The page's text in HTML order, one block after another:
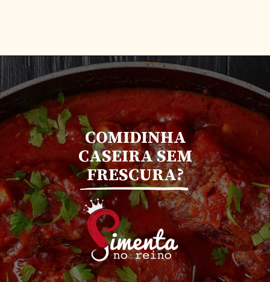
COMIDINHA
CASEIRA SEM
FRESCURA?